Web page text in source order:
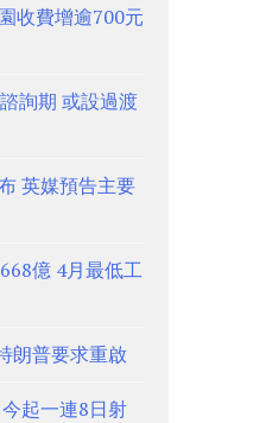
收費增逾700元
詢期 或設過渡
英媒預告主要
億 4月最低工
朗普要求重啟
起一連8日射